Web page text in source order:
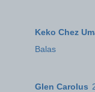
Keko Chez
Balas
Glen Carolus